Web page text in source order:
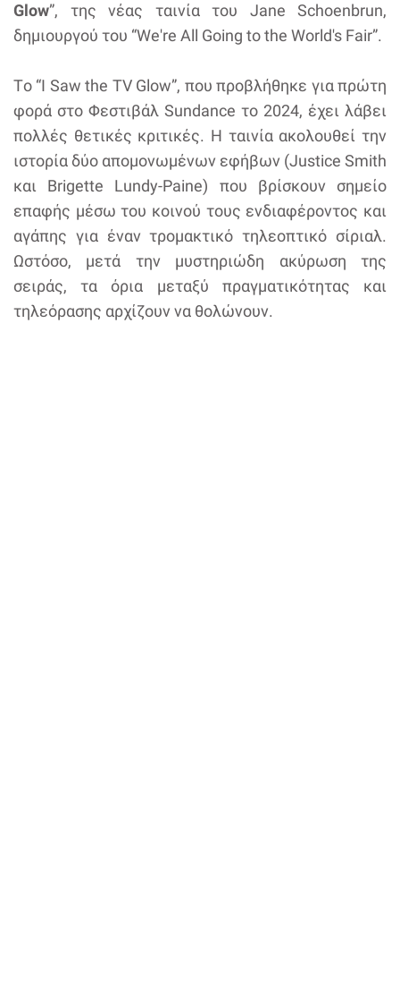
Glow”, της νέας ταινία του Jane Schoenbrun,
δημιουργού του “We're All Going to the World's Fair”.
Tο “I Saw the TV Glow”, που προβλήθηκε για πρώτη
φορά στο Φεστιβάλ Sundance το 2024, έχει λάβει
πολλές θετικές κριτικές. Η ταινία ακολουθεί την
ιστορία δύο απομονωμένων εφήβων (Justice Smith
και Brigette Lundy-Paine) που βρίσκουν σημείο
επαφής μέσω του κοινού τους ενδιαφέροντος και
αγάπης για έναν τρομακτικό τηλεοπτικό σίριαλ.
Ωστόσο, μετά την μυστηριώδη ακύρωση της
σειράς, τα όρια μεταξύ πραγματικότητας και
τηλεόρασης αρχίζουν να θολώνουν.